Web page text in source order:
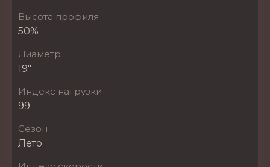
Высота профиля
50%
Диаметр
19"
Индекс нагрузки
99
Сезон
Лето